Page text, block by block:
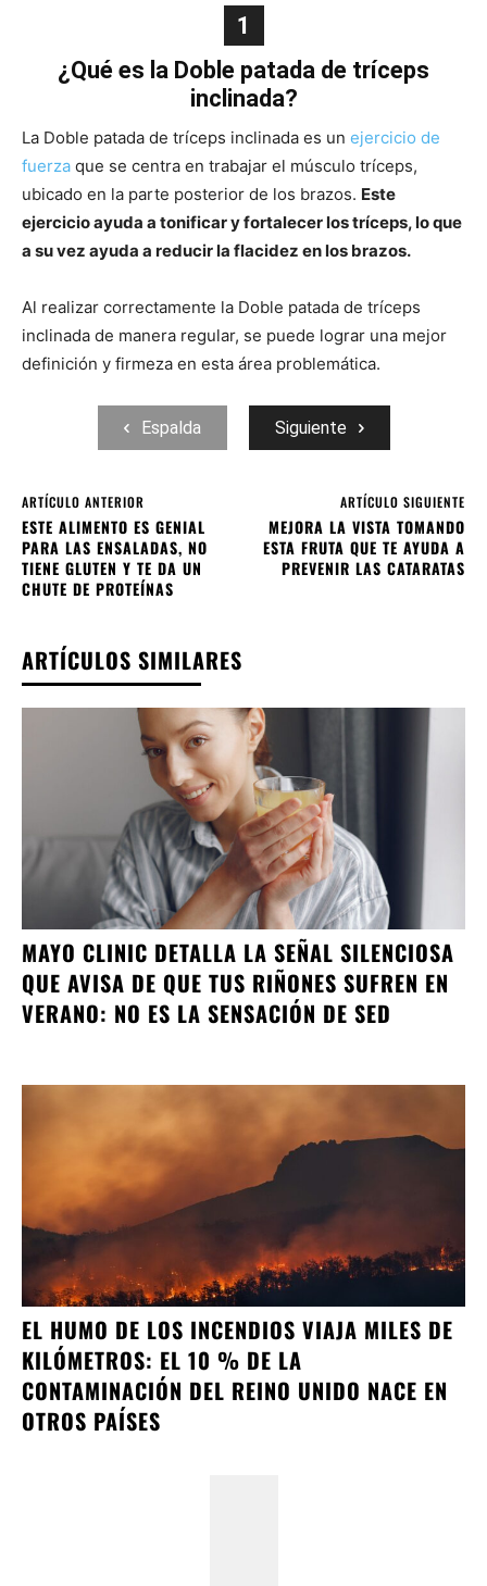
1
¿Qué es la Doble patada de tríceps
inclinada?
La Doble patada de tríceps inclinada es un ejercicio de
fuerza que se centra en trabajar el músculo tríceps,
ubicado en la parte posterior de los brazos. Este
ejercicio ayuda a tonificar y fortalecer los tríceps, lo que
a su vez ayuda a reducir la flacidez en los brazos.
Al realizar correctamente la Doble patada de tríceps
inclinada de manera regular, se puede lograr una mejor
definición y firmeza en esta área problemática.
Espalda Siguiente
ARTÍCULO ANTERIOR
ESTE ALIMENTO ES GENIAL
PARA LAS ENSALADAS, NO
TIENE GLUTEN Y TE DA UN
CHUTE DE PROTEÍNAS
ARTÍCULO SIGUIENTE
MEJORA LA VISTA TOMANDO
ESTA FRUTA QUE TE AYUDA A
PREVENIR LAS CATARATAS
ARTÍCULOS SIMILARES
MAYO CLINIC DETALLA LA SEÑAL SILENCIOSA
QUE AVISA DE QUE TUS RIÑONES SUFREN EN
VERANO: NO ES LA SENSACIÓN DE SED
EL HUMO DE LOS INCENDIOS VIAJA MILES DE
KILÓMETROS: EL 10 % DE LA
CONTAMINACIÓN DEL REINO UNIDO NACE EN
OTROS PAÍSES